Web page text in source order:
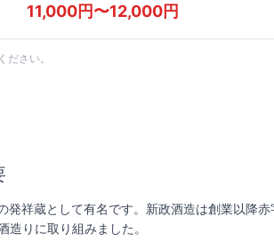
11,000円〜12,000円
さい。
祥蔵として有名です。新政酒造は創業以降
りに取り組みました。